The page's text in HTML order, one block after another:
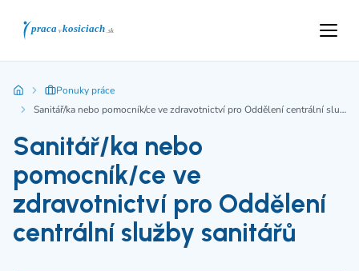
Ponuky práce
Sanitář/ka nebo pomocník/ce ve zdravotnictví pro Oddělení centrální služby sanitářů
Sanitář/ka nebo
pomocník/ce ve
zdravotnictví pro Oddělení
centrální služby sanitářů